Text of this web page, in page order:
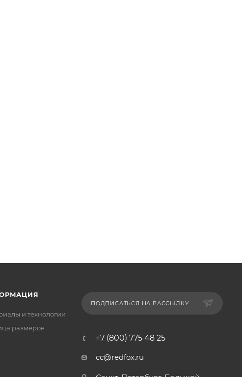
и технологии
размеров
ПОДПИСАТЬСЯ НА РАССЫЛКУ
+7 (800) 775 48 25
cc@redfox.ru